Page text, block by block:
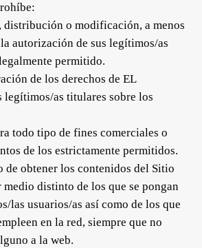
distribución o modificación, a menos
autorización de sus legítimos/as
permitido.
de los derechos de EL
legítimos/as titulares sobre los
todo tipo de fines comerciales o
de los estrictamente permitidos.
de obtener los contenidos del Sitio
distinto de los que se pongan
las usuarios/as así como de los que
en la red, siempre que no
a la web.